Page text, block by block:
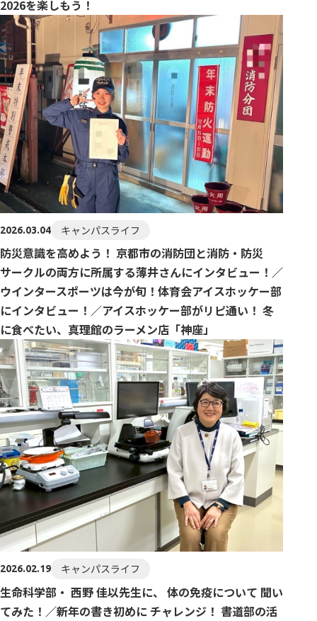
2026を楽しもう！
2026.03.04 キャンパスライフ
防災意識を高めよう！ 京都市の消防団と消防・防災
サークルの両方に所属する薄井さんにインタビュー！／
ウインタースポーツは今が旬！体育会アイスホッケー部
にインタビュー！／アイスホッケー部がリピ通い！ 冬
に食べたい、真理館のラーメン店「神座」
2026.02.19 キャンパスライフ
生命科学部・ 西野 佳以先生に、 体の免疫について 聞い
てみた！／新年の書き初めに チャレンジ！ 書道部の活